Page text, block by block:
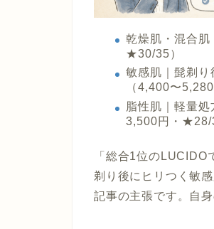
乾燥肌・混合肌
★30/35）
敏感肌｜髭剃り
（4,400〜
脂性肌｜軽量
3,500円・★28/
「総合1位の
剃り後にヒリつく敏
記事の主張です。自